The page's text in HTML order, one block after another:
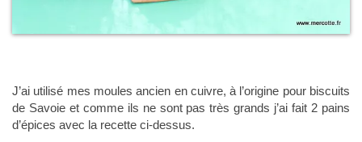
J’ai utilisé mes moules ancien en cuivre, à l’origine pour biscuits
de Savoie et comme ils ne sont pas très grands j’ai fait 2 pains
d’épices avec la recette ci-dessus.